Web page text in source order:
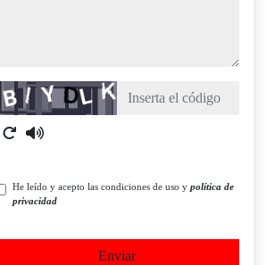
Captcha
He leído y acepto las condiciones de uso y política de
privacidad
Enviar